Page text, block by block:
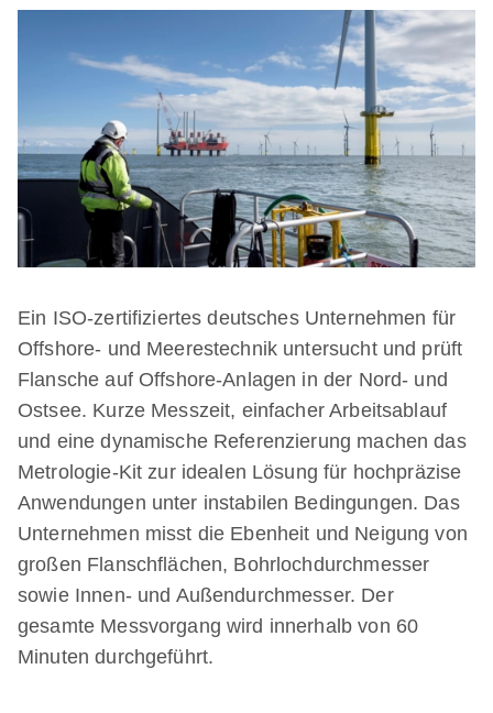
Ein ISO-zertifiziertes deutsches Unternehmen für
Offshore- und Meerestechnik untersucht und prüft
Flansche auf Offshore-Anlagen in der Nord- und
Ostsee. Kurze Messzeit, einfacher Arbeitsablauf
und eine dynamische Referenzierung machen das
Metrologie-Kit zur idealen Lösung für hochpräzise
Anwendungen unter instabilen Bedingungen. Das
Unternehmen misst die Ebenheit und Neigung von
großen Flanschflächen, Bohrlochdurchmesser
sowie Innen- und Außendurchmesser. Der
gesamte Messvorgang wird innerhalb von 60
Minuten durchgeführt.